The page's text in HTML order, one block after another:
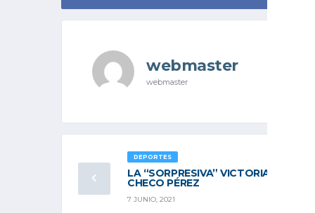
webmaster
webmaster
DEPORTES
LA “SORPRESIVA” VICTORIA DE
CHECO PÉREZ
7 JUNIO, 2021